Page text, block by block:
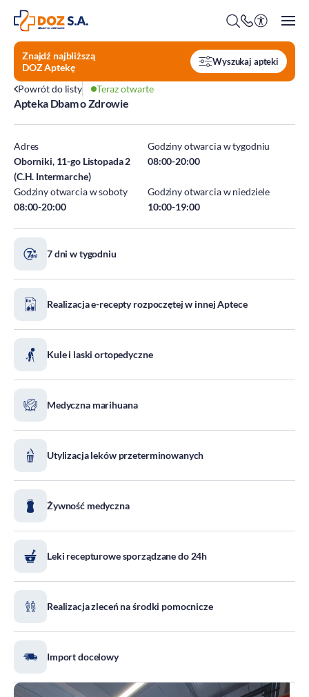
O firmie
Praca w Centrali
Praca w DOZ Aptekach
Kim jesteśmy?
Społeczeństwo
Ład korporacyjny
DOZ Fundacja dbam o zdrowie
Działalność wydawnicza i edukacyjna
Znajdź najbliższą
DOZ Aptekę
Wyszukaj apteki
Powrót do listy Teraz otwarte
Apteka Dbam o Zdrowie
Adres
Oborniki, 11-go Listopada 2
(C.H. Intermarche)
Godziny otwarcia w tygodniu
08:00-20:00
Godziny otwarcia w soboty
08:00-20:00
Godziny otwarcia w niedziele
10:00-19:00
7 dni w tygodniu
Realizacja e-recepty rozpoczętej w innej Aptece
Kule i laski ortopedyczne
Medyczna marihuana
Utylizacja leków przeterminowanych
Żywność medyczna
Leki recepturowe sporządzane do 24h
Realizacja zleceń na środki pomocnicze
Import docelowy